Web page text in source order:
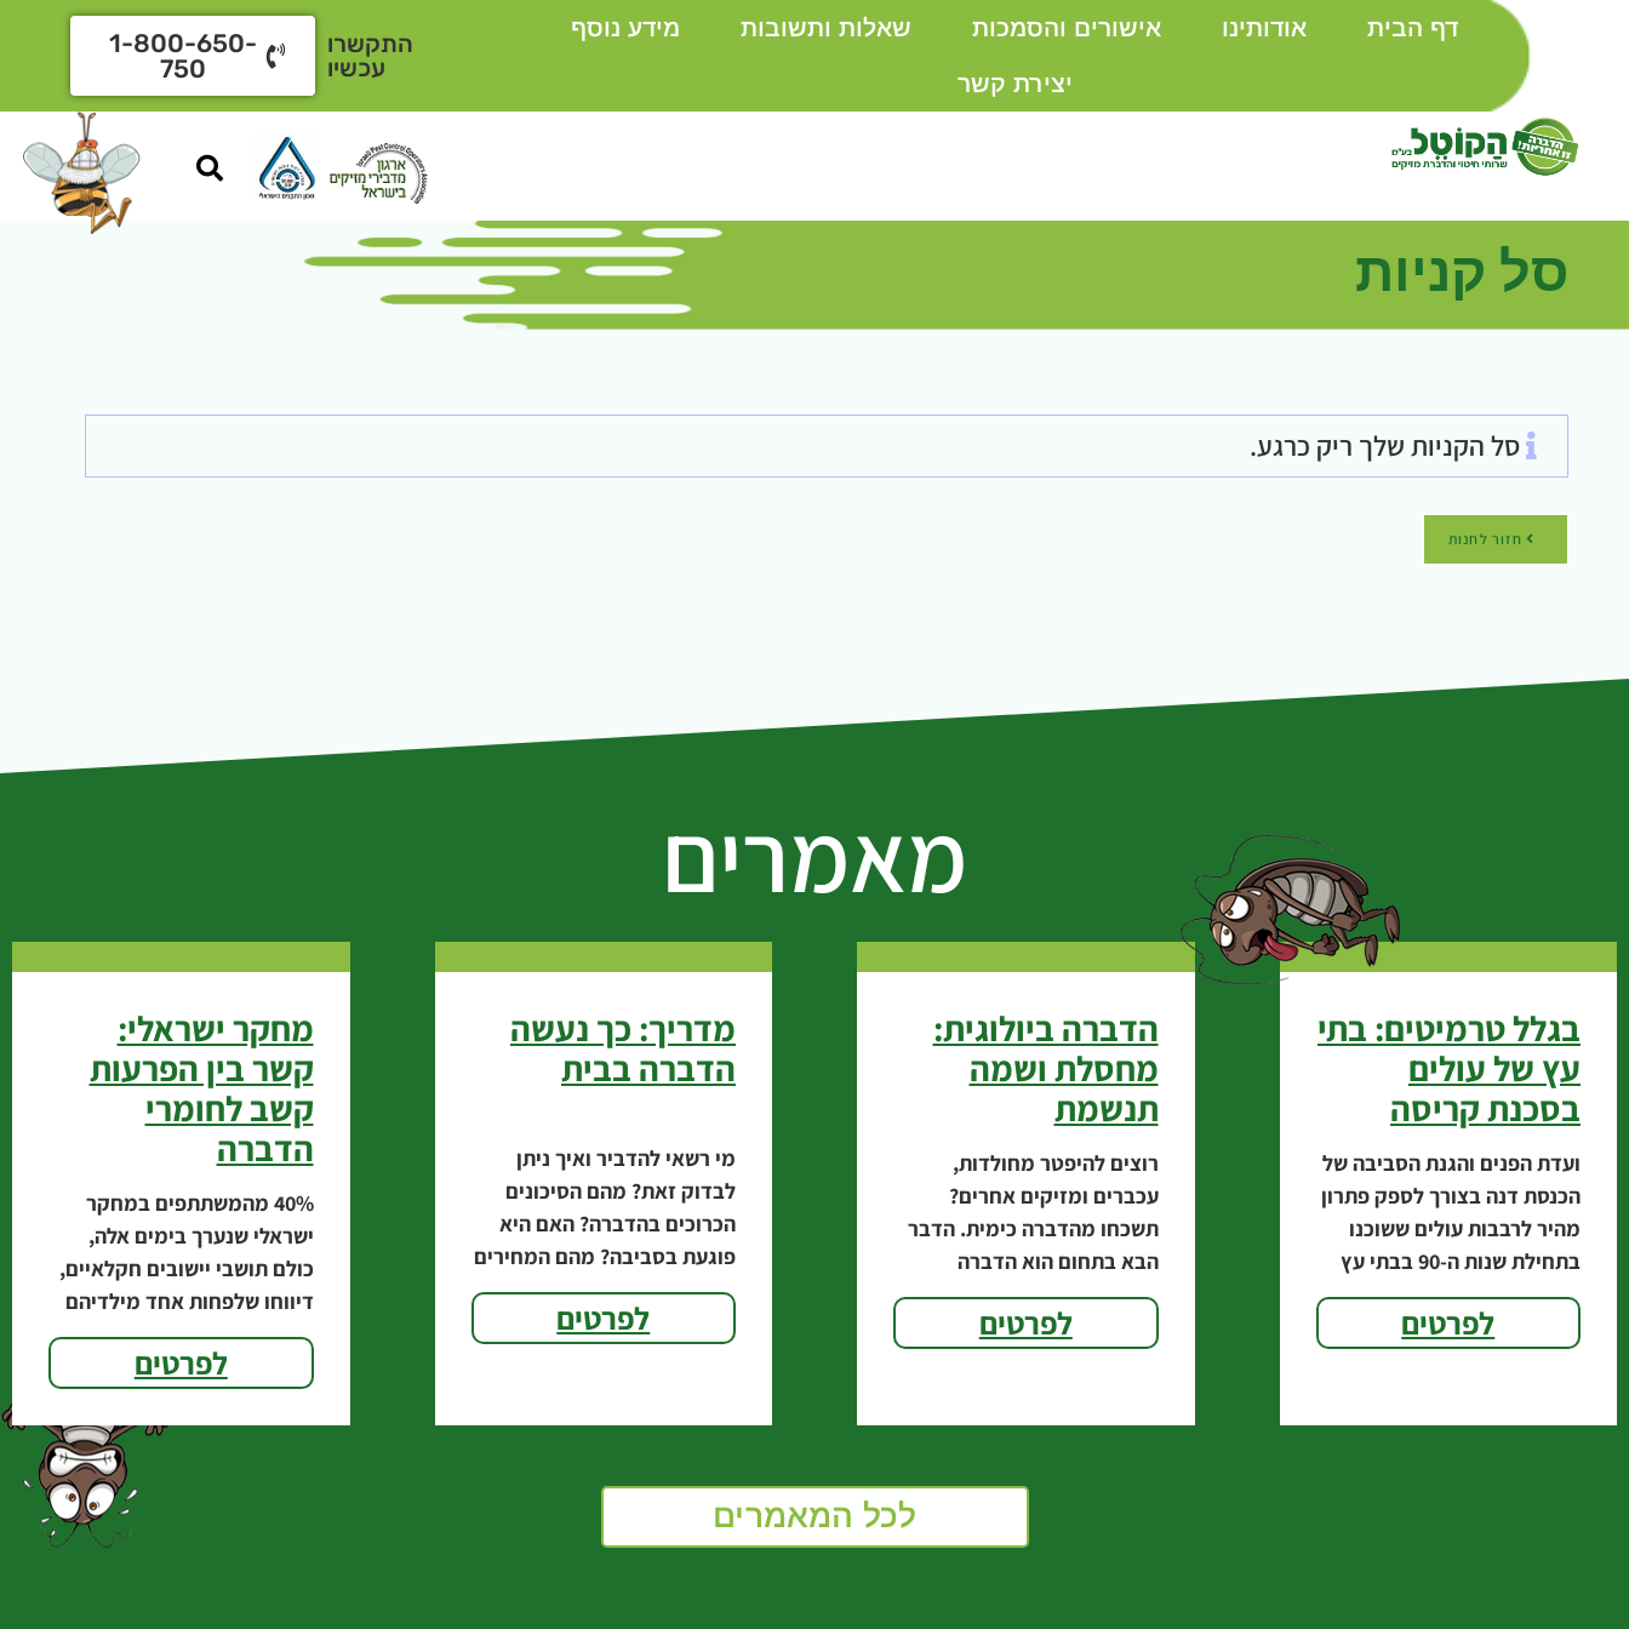
דף הבית אודותינו אישורים והסמכות שאלות ותשובות מידע נוסף
יצירת קשר
התקשרו
עכשיו
1-800-650-
750
סל קניות
סל הקניות שלך ריק כרגע.
חזור לחנות
מאמרים
בגלל טרמיטים: בתי
עץ של עולים
בסכנת קריסה
ועדת הפנים והגנת הסביבה של
הכנסת דנה בצורך לספק פתרון
מהיר לרבבות עולים ששוכנו
בתחילת שנות ה-90 בבתי עץ
בדרום הארץ. אחד מהם הוא
ח"כ טיבייב מקדימה, שהזהיר
לפרטים
הדברה ביולוגית:
מחסלת ושמה
תנשמת
רוצים להיפטר מחולדות,
עכברים ומזיקים אחרים?
תשכחו מהדברה כימית. הדבר
הבא בתחום הוא הדברה
ביולוגית׃ באמצעות תנשמות.
זואולוג: "התנשמת היא מכונת
עיריית
לפרטים
מדריך: כך נעשה
הדברה בבית
מי רשאי להדביר ואיך ניתן
לבדוק זאת? מהם הסיכונים
הכרוכים בהדברה? האם היא
פוגעת בסביבה? מהם המחירים
הסבירים? לכבוד הקיץ שבפתח
ריכז צוות מידרג מידע שעשוי
לפרטים
מחקר ישראלי:
קשר בין הפרעות
קשב לחומרי
הדברה
‭40%‬ מהמשתתפים במחקר
ישראלי שנערך בימים אלה,
כולם תושבי יישובים חקלאיים,
דיווחו שלפחות אחד מילדיהם
סובל מהפרעות קשב וריכוז.
הממצא מצביע על קשר אפשרי
לבין השימוש
לפרטים
לכל המאמרים